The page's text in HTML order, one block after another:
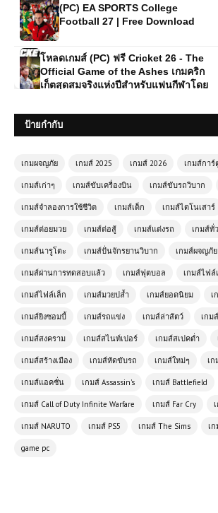
(PC) EA SPORTS College
Football 27 | Free Download
โหลดเกมส์ (PC) ฟรี Cricket 26 - The
Official Game of the Ashes เกมคริก
เก็ตสุดสมจริงแห่งปีสำหรับแฟนกีฬาโดย
โหลดเกมส์ (PC) ฟรี The Witcher 3 สุด
Download
Download | 82 GB
Download
Creed Origins | Free Download
ป้ายกำกับ
เกมผจญภัย เกมส์ 2025 เกมส์ 2026 เกมส์กา
เกมส์เก่าๆ เกมส์ขับเครื่องบิน เกมส์ขับรถวิบาก
เกมส์จำลองการใช้ชีวิต เกมส์เด็ก เกมส์ไดโนเสาร์
เกมส์ต่อยมวย เกมส์ต่อสู้ เกมส์แต่งรถ เกมส์ทั่
เกมส์นารูโตะ เกมส์ปั่นจักรยานวิบาก เกมส์ผจญภัย
เกมส์ผ่านการทดสอบแล้ว เกมส์ฟุตบอล เกมส์ไฟล์
เกมส์ไฟล์เล็ก เกมส์มวยปล้ำ เกมส์ยอดนิยม เ
เกมส์ยิงซอมบี้ เกมส์รถแข่ง เกมส์ล่าสัตว์ เกม
เกมส์สงคราม เกมส์สไนท์เปอร์ เกมส์สเปคต่ำ
เกมส์สร้างเมือง เกมส์หัดขับรถ เกมส์ใหม่ๆ เก
เกมส์แอคชั่น เกมส์ Assassin's เกมส์ Battlefield
เกมส์ Call of Duty Infinite Warfare เกมส์ Far Cry
เกมส์ NARUTO เกมส์ PS5 เกมส์ The Sims เก
game pc